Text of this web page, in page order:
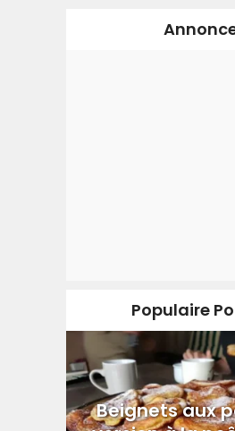
Populaire
Beignets aux